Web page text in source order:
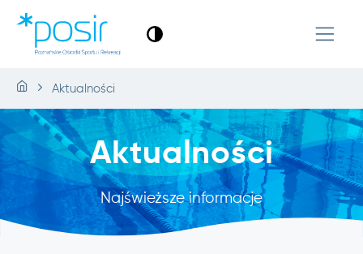
Aktualności
Aktualności
Najświeższe informacje